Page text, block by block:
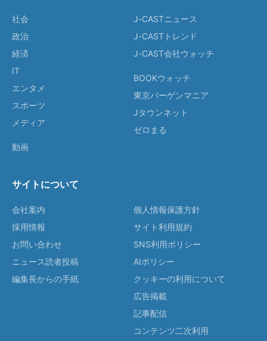
社会
政治
経済
IT
エンタメ
スポーツ
メディア
動画
J-CASTニュース
J-CASTトレンド
J-CAST会社ウォッチ
BOOKウォッチ
東京バーゲンマニア
Jタウンネット
ゼロまる
サイトについて
会社案内
採用情報
お問い合わせ
ニュース読者投稿
編集長からの手紙
個人情報保護方針
サイト利用規約
SNS利用ポリシー
AIポリシー
クッキーの利用について
広告掲載
記事配信
コンテンツ二次利用